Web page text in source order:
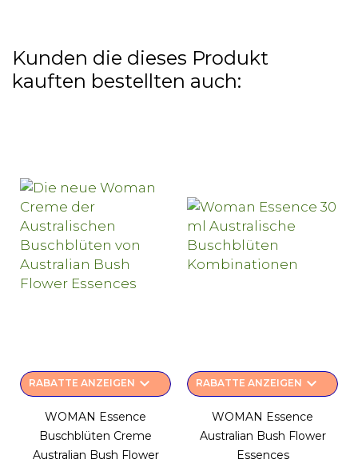
Kunden die dieses Produkt
kauften bestellten auch:
RABATTE ANZEIGEN keyboard_arrow_down
WOMAN Essence
Buschblüten Creme
Australian Bush Flower
RABATTE ANZEIGEN keyboard_arrow_down
WOMAN Essence
Australian Bush Flower
Essences